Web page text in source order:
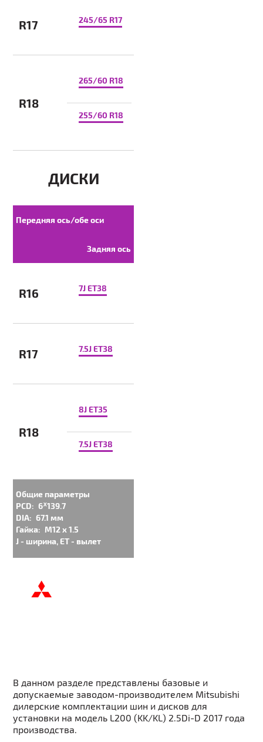
R17 245/65 R17
R18
265/60 R18
255/60 R18
ДИСКИ
Передняя ось/обе оси
Задняя ось
R16 7J ET38
R17 7.5J ET38
R18
8J ET35
7.5J ET38
Общие параметры
PCD: 6ᕁ139.7
DIA: 67.1 мм
Гайка: M12 x 1.5
J - ширина, ET - вылет
В данном разделе представлены базовые и
допускаемые заводом-производителем Mitsubishi
дилерские комплектации шин и дисков для
установки на модель L200 (KK/KL) 2.5Di-D 2017 года
производства.